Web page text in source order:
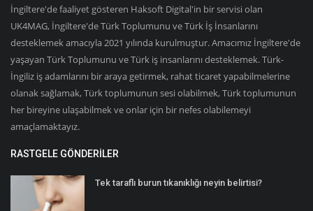
İngiltere'de faaliyet gösteren Haksoft Digital'in bir servisi olan
UK4MAG, İngiltere'de Türk Toplumunu ve Türk İş İnsanlarını
desteklemek amacıyla 2021 yılında kurulmuştur. Amacımız İngiltere'de
yaşayan Türk Toplumunu ve Türk iş insanlarını desteklemek. Türk-
İngiliz iş adamlarını bir araya getirmek, rahat ticaret yapabilmelerine
olanak sağlamak, Türk toplumunun sesi olabilmek, Türk toplumunun
her bireyine ulaşabilmek ve onlar için bir nefes olabilemeyi
amaçlamaktayız.
RASTGELE GÖNDERILER
Tek taraflı burun tıkanıklığı neyin belirtisi?